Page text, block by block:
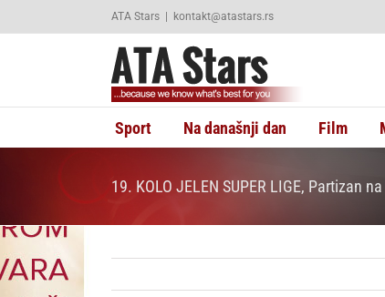
ATA Stars | kontakt@atastars.rs
Sport Na današnji dan Film
19. KOLO JELEN SUPER LIGE, Partizan